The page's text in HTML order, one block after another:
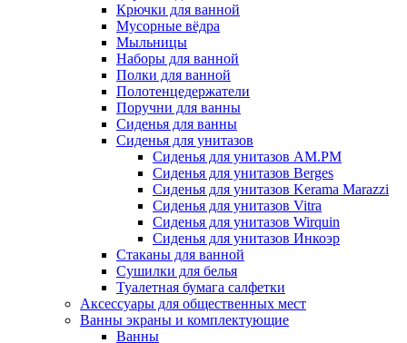
Крючки для ванной
Мусорные вёдра
Мыльницы
Наборы для ванной
Полки для ванной
Полотенцедержатели
Поручни для ванны
Сиденья для ванны
Сиденья для унитазов
Сиденья для унитазов AM.PM
Сиденья для унитазов Berges
Сиденья для унитазов Kerama Marazzi
Сиденья для унитазов Vitra
Сиденья для унитазов Wirquin
Сиденья для унитазов Инкоэр
Стаканы для ванной
Сушилки для белья
Туалетная бумага салфетки
Аксессуары для общественных мест
Ванны экраны и комплектующие
Ванны